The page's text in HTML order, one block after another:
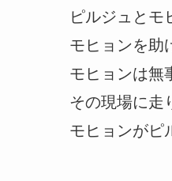
ピルジュとモ
モヒョンを助
モヒョンは無
その現場に走
モヒョンがピ